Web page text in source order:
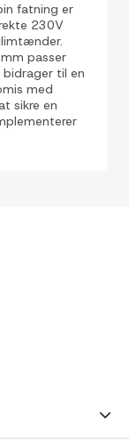
fatning er
230V
passer
til en
med
sikre en